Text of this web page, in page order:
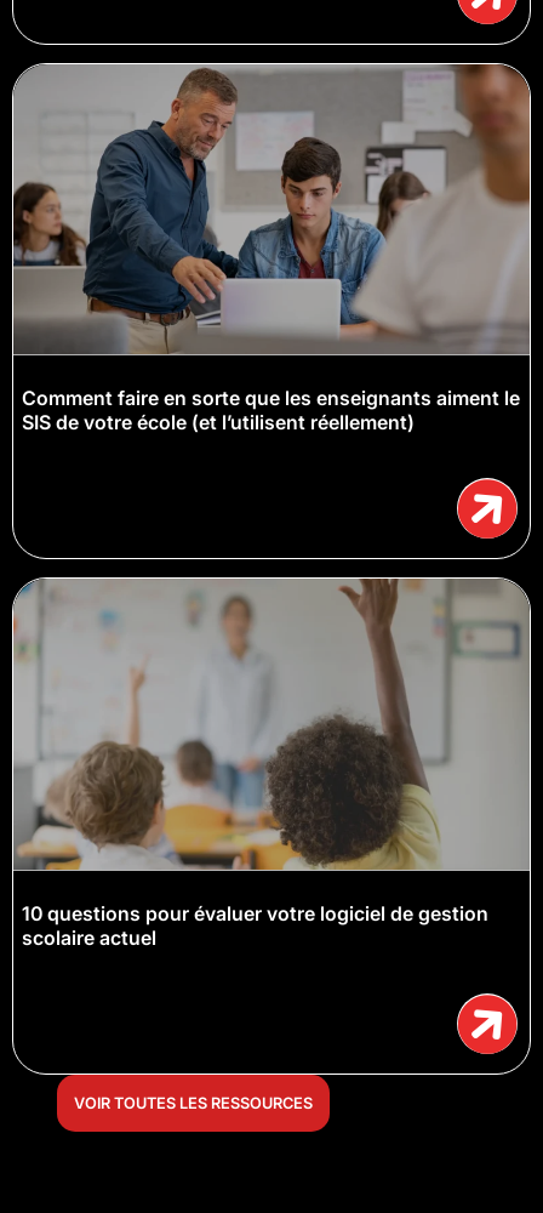
Comment faire en sorte que les enseignants aiment le
SIS de votre école (et l’utilisent réellement)
10 questions pour évaluer votre logiciel de gestion
scolaire actuel
VOIR TOUTES LES RESSOURCES